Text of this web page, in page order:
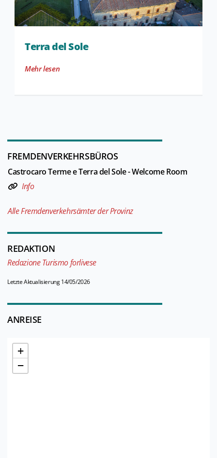
Terra del Sole
Mehr lesen
FREMDENVERKEHRSBÜROS
Castrocaro Terme e Terra del Sole - Welcome Room
Info
Alle Fremdenverkehrsämter der Provinz
REDAKTION
Redazione Turismo forlivese
Letzte Aktualisierung 14/05/2026
ANREISE
+
−